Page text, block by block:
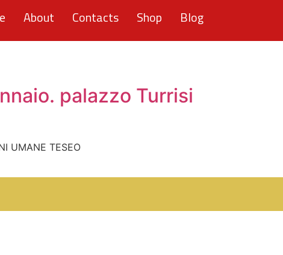
About Contacts Shop Blog
palazzo Turrisi
di RELAZIONI UMANE TESEO